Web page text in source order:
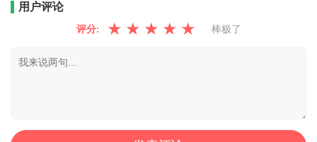
用户评论
评分: ★ ★ ★ ★ ★ 棒极了